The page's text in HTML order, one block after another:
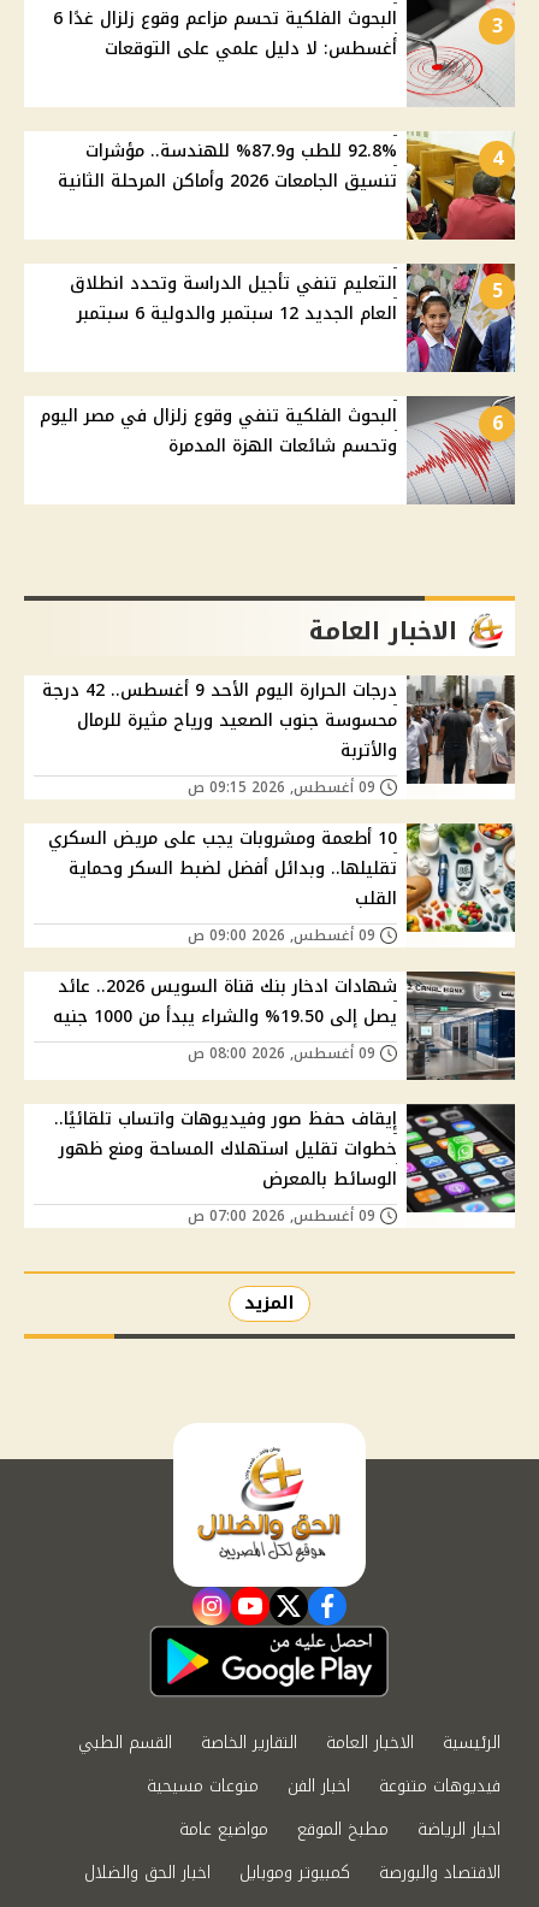
3
البحوث الفلكية تحسم مزاعم وقوع زلزال غدًا 6
أغسطس: لا دليل علمي على التوقعات
4
92.8% للطب و87.9% للهندسة.. مؤشرات
تنسيق الجامعات 2026 وأماكن المرحلة الثانية
5
التعليم تنفي تأجيل الدراسة وتحدد انطلاق
العام الجديد 12 سبتمبر والدولية 6 سبتمبر
6
البحوث الفلكية تنفي وقوع زلزال في مصر اليوم
وتحسم شائعات الهزة المدمرة
الاخبار العامة
درجات الحرارة اليوم الأحد 9 أغسطس.. 42 درجة
محسوسة جنوب الصعيد ورياح مثيرة للرمال
والأتربة
10 أطعمة ومشروبات يجب على مريض السكري
تقليلها.. وبدائل أفضل لضبط السكر وحماية
القلب
شهادات ادخار بنك قناة السويس 2026.. عائد
يصل إلى 19.50% والشراء يبدأ من 1000 جنيه
إيقاف حفظ صور وفيديوهات واتساب تلقائيًا..
خطوات تقليل استهلاك المساحة ومنع ظهور
الوسائط بالمعرض
المزيد
facebook
twitter
youtube
instagram
الرئيسية الاخبار العامة التقارير الخاصة
القسم الطبي
فيديوهات متنوعة
اخبار الفن
منوعات مسيحية
اخبار الرياضة
مطبخ الموقع
مواضيع عامة
الاقتصاد والبورصة
كمبيوتر وموبايل
اخبار الحق والضلال